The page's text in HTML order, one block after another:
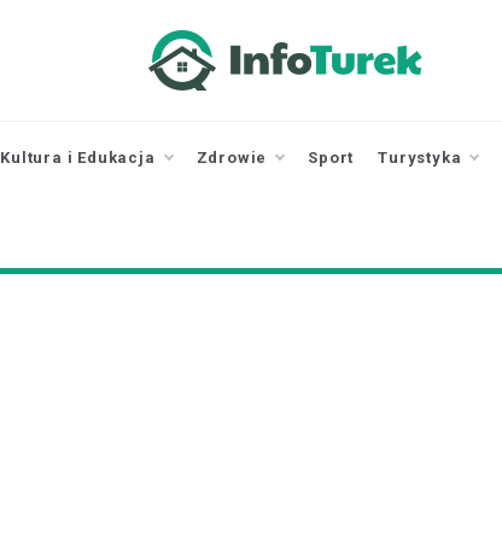
Kultura i Edukacja Zdrowie Sport Turystyka